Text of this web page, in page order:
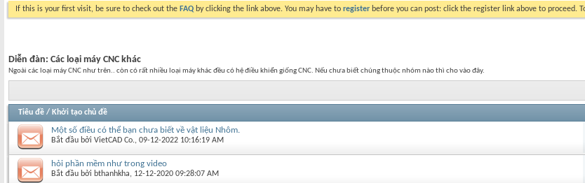
If this is your first visit, be sure to check out the FAQ by clicking the link above. You may have to register before you can post: click the register link above to
Diễn đàn: Các loại máy CNC khác
Ngoài các loại máy CNC như trên.. còn có rất nhiều loại máy khác đều có hệ điều khiển giống CNC. Nếu chưa biết chúng thuộc nhóm nào thì cho vào đây.
Tiêu đề / Khởi tạo chủ đề
Một số điều có thể bạn chưa biết về vật liệu Nhôm.
Bắt đầu bởi VietCAD Co.‎, 09-12-2022 10:16:19 AM
hỏi phần mềm như trong video
Bắt đầu bởi bthanhkha‎, 12-12-2020 09:28:07 AM